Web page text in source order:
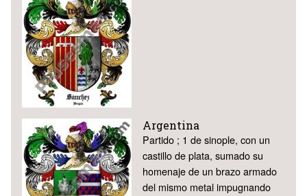
Argentina
Partido ; 1 de sinople, con un
castillo de plata, sumado su
homenaje de un brazo armado
del mismo metal impugnando